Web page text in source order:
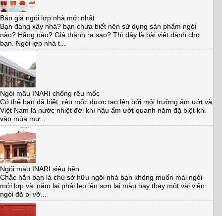
Báo giá ngói lợp nhà mới nhất
Bạn đang xây nhà? bạn chưa biết nên sử dụng sản phẩm ngói
nào? Hãng nào? Giá thành ra sao? Thì đây là bài viết dành cho
bạn. Ngói lợp nhà t...
Ngói mầu INARI chống rêu mốc
Có thể bạn đã biết, rêu mốc được tạo lên bởi môi trường ẩm ướt và
Việt Nam là nước nhiệt đới khí hậu ẩm ướt quanh năm đặ biệt khi
vào mùa mư...
Ngói màu INARI siêu bền
Chắc hẳn bạn là chủ sở hữu ngôi nhà bạn không muốn mái ngói
mới lợp vài năm lại phải leo lên sơn lại màu hay thay một vài viên
ngói đã bị vỡ...